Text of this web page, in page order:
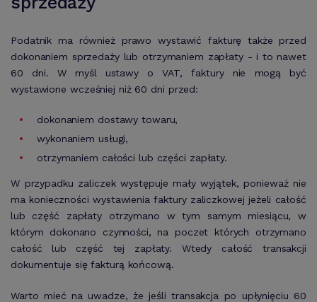
Podatnik ma również prawo wystawić fakturę także przed
dokonaniem sprzedaży lub otrzymaniem zapłaty - i to nawet
60 dni. W myśl ustawy o VAT, faktury nie mogą być
wystawione wcześniej niż 60 dni przed:
dokonaniem dostawy towaru,
wykonaniem usługi,
otrzymaniem całości lub części zapłaty.
W przypadku zaliczek występuje mały wyjątek, ponieważ nie
ma konieczności wystawienia faktury zaliczkowej jeżeli całość
lub część zapłaty otrzymano w tym samym miesiącu, w
którym dokonano czynności, na poczet których otrzymano
całość lub część tej zapłaty. Wtedy całość transakcji
dokumentuje się fakturą końcową.
Warto mieć na uwadze, że jeśli transakcja po upłynięciu 60